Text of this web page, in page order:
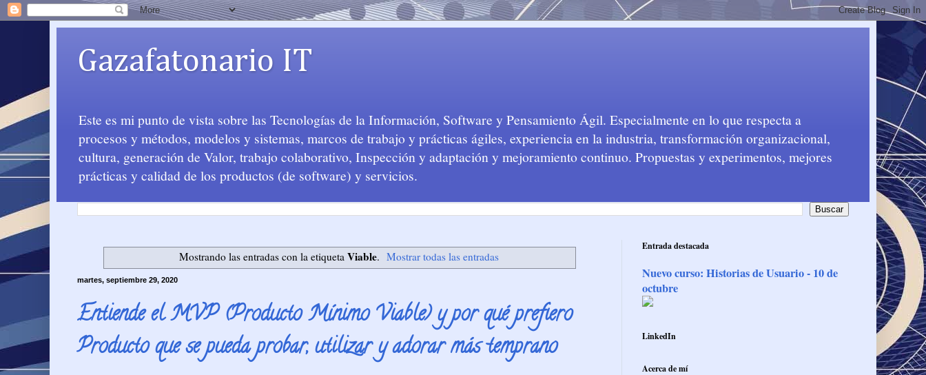
Gazafatonario IT
Este es mi punto de vista sobre las Tecnologías de la Información, Software y Pensamiento Ágil. Especialmente en lo que respecta a
procesos y métodos, modelos y sistemas, marcos de trabajo y prácticas ágiles, experiencia en la industria, transformación organizacional,
cultura, generación de Valor, trabajo colaborativo, Inspección y adaptación y mejoramiento continuo. Propuestas y experimentos, mejores
prácticas y calidad de los productos (de software) y servicios.
Mostrando las entradas con la etiqueta Viable. Mostrar todas las entradas
martes, septiembre 29, 2020
Entiende el MVP (Producto Mínimo Viable) y por qué prefiero
Producto que se pueda probar, utilizar y adorar más temprano
Entrada destacada
Nuevo curso: Historias de Usuario - 10 de
octubre
LinkedIn
Acerca de mí